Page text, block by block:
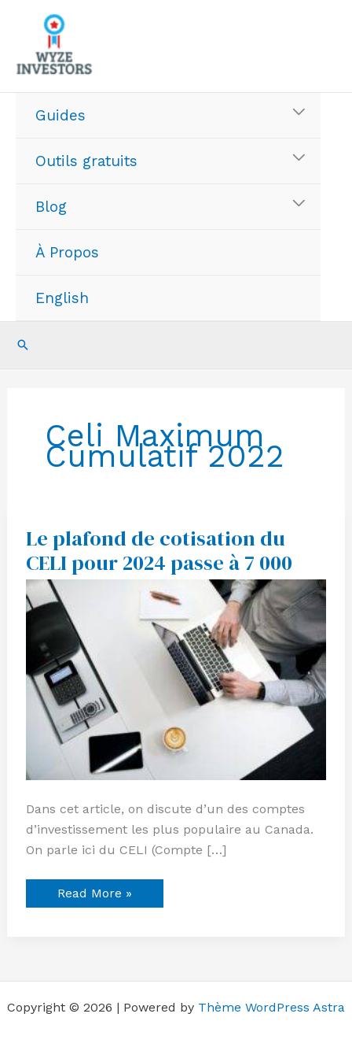
contenu
Guides
Outils gratuits
Blog
À Propos
English
Recherche
Celi Maximum
Cumulatif 2022
Le plafond de cotisation du
CELI pour 2024 passe à 7 000
Dans cet article, on discute d’un des comptes
d’investissement les plus populaire au Canada.
On parle ici du CELI (Compte […]
Le
plafond
de
cotisation
du
CELI
pour
2024
passe
7
000
Read More »
Copyright © 2026 | Powered by Thème WordPress Astra